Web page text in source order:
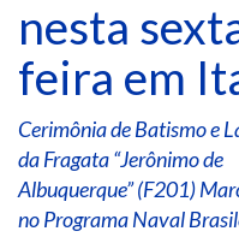
nesta
feira em
Cerimônia de Batismo e
da Fragata “Jerônimo de
Albuquerque” (F201)
no Programa Naval